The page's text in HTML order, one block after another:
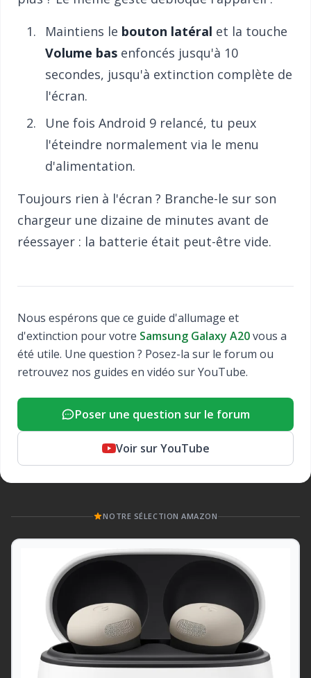
Maintiens le bouton latéral et la touche
Volume bas enfoncés jusqu'à 10
secondes, jusqu'à extinction complète de
l'écran.
Une fois Android 9 relancé, tu peux
l'éteindre normalement via le menu
d'alimentation.
Toujours rien à l'écran ? Branche-le sur son
chargeur une dizaine de minutes avant de
réessayer : la batterie était peut-être vide.
Nous espérons que ce guide d'allumage et
d'extinction pour votre Samsung Galaxy A20vous a
été utile. Une question ? Posez-la sur le forum ou
retrouvez nos guides en vidéo sur YouTube.
Poser une question sur le forum
Voir sur YouTube
NOTRE SÉLECTION AMAZON